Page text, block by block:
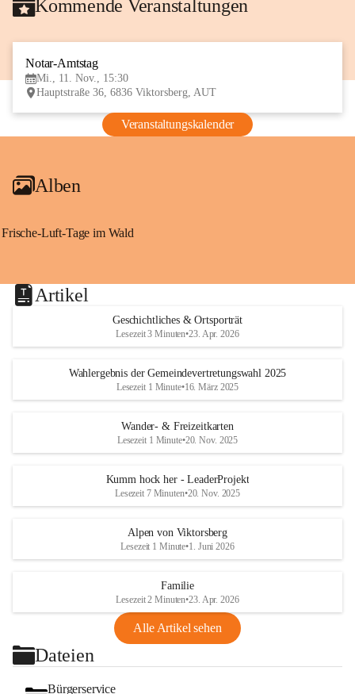
Kommende Veranstaltungen
Notar-Amtstag
Mi., 11. Nov., 15:30
Hauptstraße 36, 6836 Viktorsberg, AUT
Veranstaltungskalender
Alben
Frische-Luft-Tage im Wald
Artikel
Geschichtliches & Ortsporträt
Lesezeit 3 Minuten•23. Apr. 2026
Wahlergebnis der Gemeindevertretungswahl 2025
Lesezeit 1 Minute•16. März 2025
Wander- & Freizeitkarten
Lesezeit 1 Minute•20. Nov. 2025
Kumm hock her - LeaderProjekt
Lesezeit 7 Minuten•20. Nov. 2025
Alpen von Viktorsberg
Lesezeit 1 Minute•1. Juni 2026
Familie
Lesezeit 2 Minuten•23. Apr. 2026
Alle Artikel sehen
Dateien
Bürgerservice